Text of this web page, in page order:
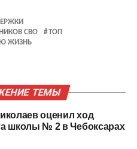
СВО
ТОП
ЖИЗНЬ
ТЕМЫ
оценил ход
школы № 2 в Чебоксарах